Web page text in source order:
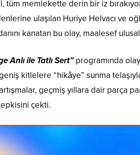
tüm memlekette derin bir iz
ulaşılan Huriye Helvacı ve
kanatan bu olay, maalesef
Anlı ile Tatlı Sert”programında
kitlelere “hikâye” sunma
geçmiş yıllara dair parça
çekti.